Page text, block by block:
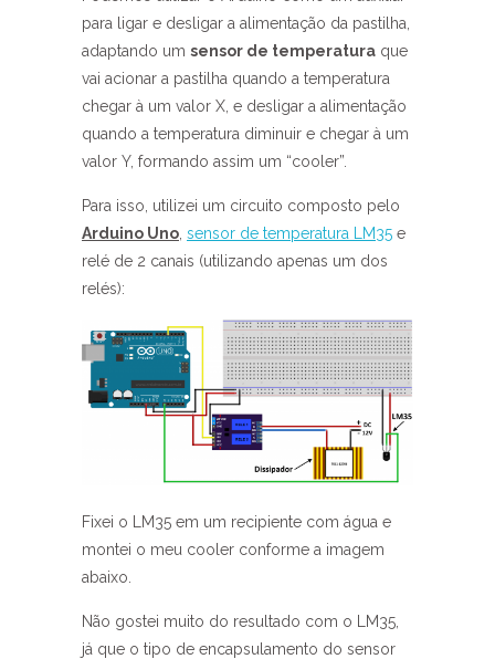
para ligar e desligar a alimentação da pastilha,
adaptando um sensor de temperatura que
vai acionar a pastilha quando a temperatura
chegar à um valor X, e desligar a alimentação
quando a temperatura diminuir e chegar à um
valor Y, formando assim um “cooler”.
Para isso, utilizei um circuito composto pelo
Arduino Uno sensor de temperatura LM35 e
relé de 2 canais (utilizando apenas um dos
relés):
Fixei o LM35 em um recipiente com água e
montei o meu cooler conforme a imagem
abaixo.
Não gostei muito do resultado com o LM35,
já que o tipo de encapsulamento do sensor